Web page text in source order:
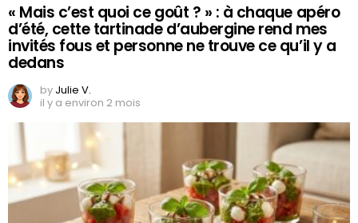
« Mais c’est quoi ce goût ? » : à chaque apéro
d’été, cette tartinade d’aubergine rend mes
invités fous et personne ne trouve ce qu’il y a
dedans
by Julie V.
il y a environ 2 mois